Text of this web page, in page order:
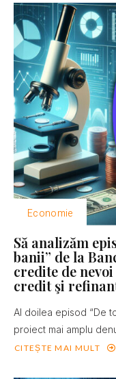
Economie
Să analizăm
banii” de la
credite de
credit şi
Al doilea episod “De
proiect mai amplu
CITEȘTE MAI MULT